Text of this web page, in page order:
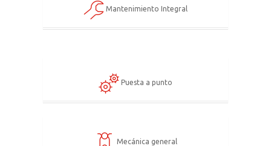
Mantenimiento Integral
Puesta a punto
Mecánica general